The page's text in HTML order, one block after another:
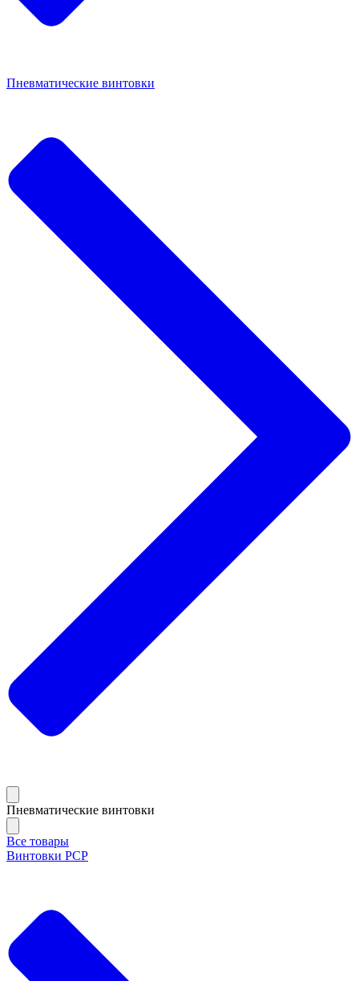
Пневматические винтовки
Пневматические винтовки
Все товары
Винтовки PCP